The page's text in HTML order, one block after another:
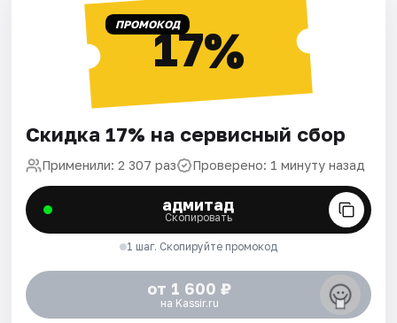
ПРОМОКОД17%
Скидка 17% на сервисный сбор
Применили: 2 307 раз Проверено: 1 минуту назад
адмитад
Скопировать
1 шаг. Скопируйте промокод
от 1 600 ₽
на Kassir.ru